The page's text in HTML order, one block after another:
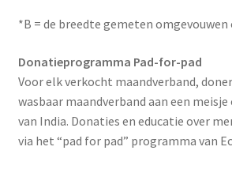
*B = de breedte gemeten omgevouwen
Donatieprogramma Pad-for-pad
Voor elk verkocht maandverband,
wasbaar maandverband aan een
van India. Donaties en educatie over
via het “pad for pad” programma van